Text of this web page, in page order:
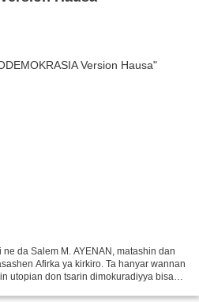
da Salem M. AYENAN, matashin dan
Afirka ya kirkiro. Ta hanyar wannan
utopian don tsarin dimokuradiyya bisa